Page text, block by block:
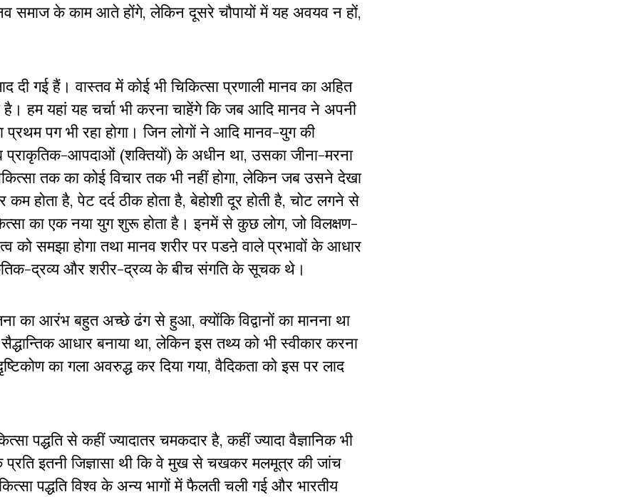
समाज के काम आते होंगे, लेकिन दूसरे चौपायों में यह अवयव न हों,
गई हैं। वास्तव में कोई भी चिकित्सा प्रणाली मानव का अहित
है। हम यहां यह चर्चा भी करना चाहेंगे कि जब आदि मानव ने अपनी
पग भी रहा होगा। जिन लोगों ने आदि मानव-युग की
प्राकृतिक-आपदाओं (शक्तियों) के अधीन था, उसका जीना-मरना
तक का कोई विचार तक भी नहीं होगा, लेकिन जब उसने देखा
होता है, पेट दर्द ठीक होता है, बेहोशी दूर होती है, चोट लगने से
का एक नया युग शुरू होता है। इनमें से कुछ लोग, जो विलक्षण-
को समझा होगा तथा मानव शरीर पर पडऩे वाले प्रभावों के आधार
द्रव्य और शरीर-द्रव्य के बीच संगति के सूचक थे।
का आरंभ बहुत अच्छे ढंग से हुआ, क्योंकि विद्वानों का मानना था
आधार बनाया था, लेकिन इस तथ्य को भी स्वीकार करना
का गला अवरुद्ध कर दिया गया, वैदिकता को इस पर लाद
पद्धति से कहीं ज्यादातर चमकदार है, कहीं ज्यादा वैज्ञानिक भी
प्रति इतनी जिज्ञासा थी कि वे मुख से चखकर मलमूत्र की जांच
पद्धति विश्व के अन्य भागों में फैलती चली गई और भारतीय